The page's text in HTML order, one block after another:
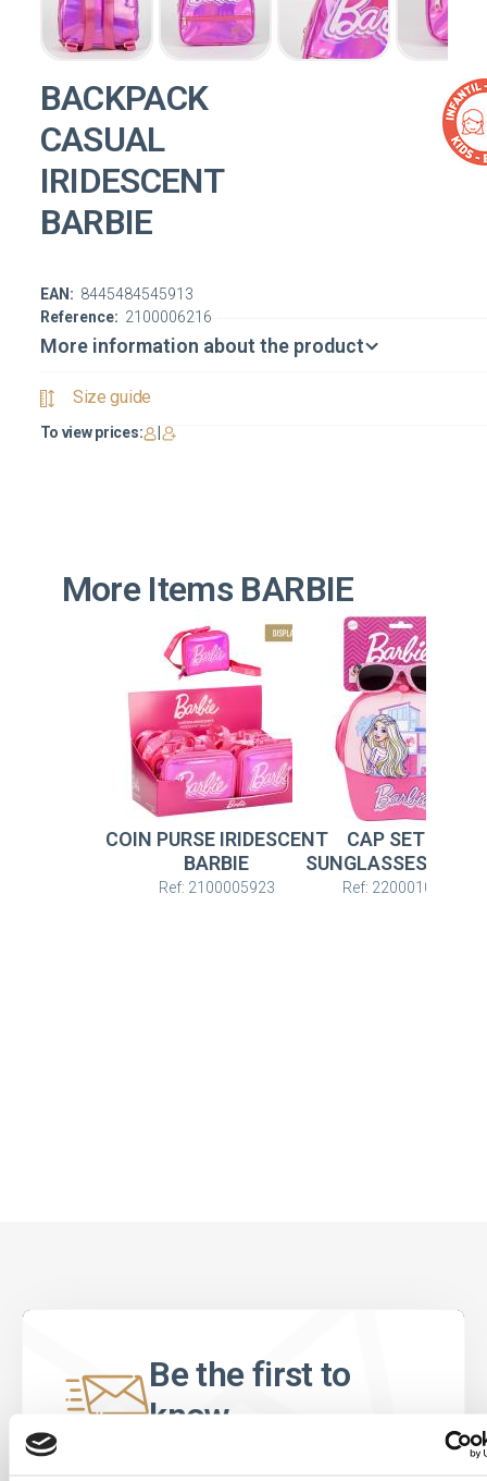
BACKPACK
CASUAL
IRIDESCENT
BARBIE
Reference: 2100006216
EAN: 8445484545913
More information about the product
Size guide
To view prices:
More Items BARBIE
COIN PURSE IRIDESCENT
BARBIE
Ref: 2100005923
CAP SET OF
SUNGLASSES
Ref: 2200010469
Be the first to
know